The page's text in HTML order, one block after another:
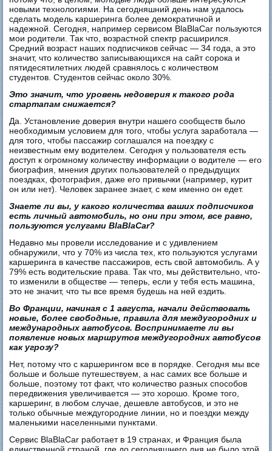
новыми технологиями. На сегодняшний день нам удалось
сделать модель каршеринга более демократичной и
надежной. Сегодня, например сервисом BlaBlaCar пользуются
мои родители. Так что, возрастной спектр расширился.
Средний возраст наших подписчиков сейчас — 34 года, а это
значит, что количество записывающихся на сайт сорока и
пятидесятилетних людей сравнялось с количеством
студентов. Студентов сейчас около 30%.
Это значит, что уровень недоверия к такого рода
стартапам снижается?
Да. Установление доверия внутри нашего сообществ было
необходимым условием для того, чтобы услуга заработала —
для того, чтобы пассажир соглашался на поездку с
неизвестным ему водителем. Сегодня у пользователя есть
доступ к огромному количеству информации о водителе — его
биография, мнения других пользователей о предыдущих
поездках, фотография, даже его привычки (например, курит
он или нет). Человек заранее знает, с кем именно он едет.
Знаете ли вы, у какого количества ваших подписчиков
есть личный автомобиль, но они при этом, все равно,
пользуются услугами BlaBlaСar?
Недавно мы провели исследование и с удивлением
обнаружили, что у 70% из числа тех, кто пользуются услугами
каршеринга в качестве пассажиров, есть свой автомобиль. А у
79% есть водительские права. Так что, мы действительно, что-
то изменили в обществе — теперь, если у тебя есть машина,
это не значит, что ты все время будешь на ней ездить.
Во Франции, начиная с 1 августа, начали действовать
новые, более свободные, правила для междугородних и
международных автобусов. Воспринимаете ли вы
появление новых маршрутов междугородних автобусов
как угрозу?
Нет, потому что с каршерингом все в порядке. Сегодня мы все
больше и больше путешествуем, а нас самих все больше и
больше, поэтому тот факт, что количество разных способов
передвижения увеличивается — это хорошо. Кроме того,
каршеринг, в любом случае, дешевле автобусов, и это не
только обычные междугородние линии, но и поездки между
маленькими населенными пунктами.
Сервис BlaBlaCar работает в 19 странах, и Франция была